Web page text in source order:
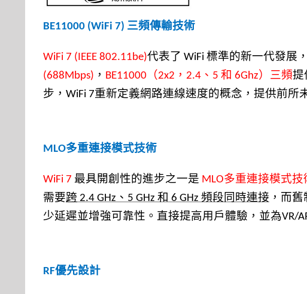
BE11000 (WiFi 7) 三頻傳輸技術
WiFi 7 (IEEE 802.11be)代表了 WiFi 標準的新一代發展，
(688Mbps) ， BE11000 （2x2 ， 2.4 、 5 和 6Ghz）三頻提
步， WiFi 7重新定義網路連線速度的概念，提供前所
MLO多重連接模式技術
WiFi 7 最具開創性的進步之一是 MLO多重連接模式技
需要跨 2.4 GHz 、 5 GHz 和 6 GHz 頻段同時連接 ，而
少延遲並增強可靠性。直接提高用戶體驗，並為VR/
RF優先設計